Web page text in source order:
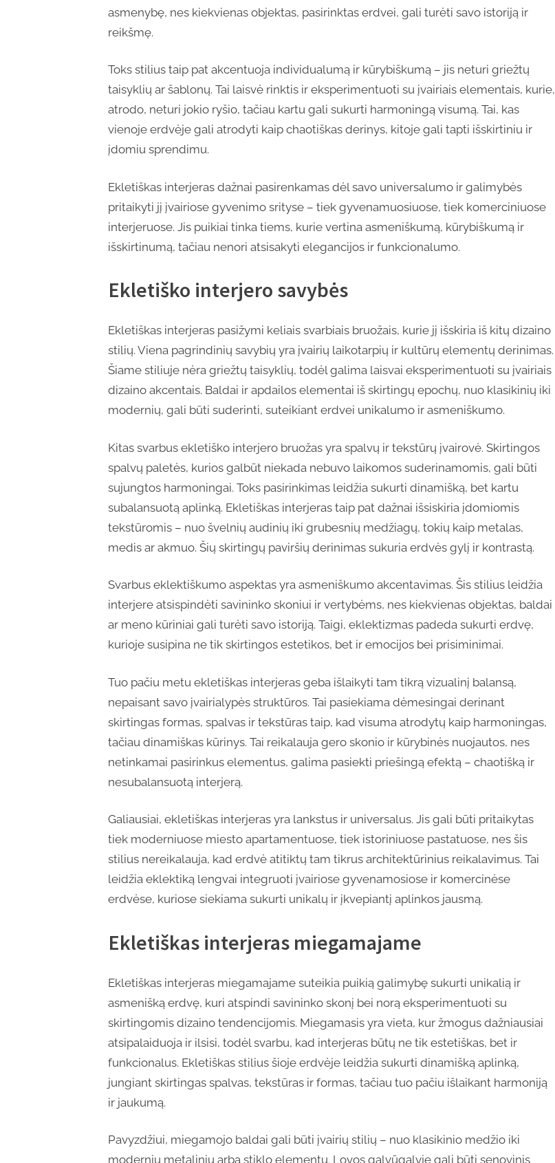
asmenybę, nes kiekvienas objektas, pasirinktas erdvei, gali turėti savo istoriją ir
reikšmę.
Toks stilius taip pat akcentuoja individualumą ir kūrybiškumą – jis neturi griežtų
taisyklių ar šablonų. Tai laisvė rinktis ir eksperimentuoti su įvairiais elementais, kurie,
atrodo, neturi jokio ryšio, tačiau kartu gali sukurti harmoningą visumą. Tai, kas
vienoje erdvėje gali atrodyti kaip chaotiškas derinys, kitoje gali tapti išskirtiniu ir
įdomiu sprendimu.
Ekletiškas interjeras dažnai pasirenkamas dėl savo universalumo ir galimybės
pritaikyti jį įvairiose gyvenimo srityse – tiek gyvenamuosiuose, tiek komerciniuose
interjeruose. Jis puikiai tinka tiems, kurie vertina asmeniškumą, kūrybiškumą ir
išskirtinumą, tačiau nenori atsisakyti elegancijos ir funkcionalumo.
Ekletiško interjero savybės
Ekletiškas interjeras pasižymi keliais svarbiais bruožais, kurie jį išskiria iš kitų dizaino
stilių. Viena pagrindinių savybių yra įvairių laikotarpių ir kultūrų elementų derinimas.
Šiame stiliuje nėra griežtų taisyklių, todėl galima laisvai eksperimentuoti su įvairiais
dizaino akcentais. Baldai ir apdailos elementai iš skirtingų epochų, nuo klasikinių iki
modernių, gali būti suderinti, suteikiant erdvei unikalumo ir asmeniškumo.
Kitas svarbus ekletiško interjero bruožas yra spalvų ir tekstūrų įvairovė. Skirtingos
spalvų paletės, kurios galbūt niekada nebuvo laikomos suderinamomis, gali būti
sujungtos harmoningai. Toks pasirinkimas leidžia sukurti dinamišką, bet kartu
subalansuotą aplinką. Ekletiškas interjeras taip pat dažnai išsiskiria įdomiomis
tekstūromis – nuo švelnių audinių iki grubesnių medžiagų, tokių kaip metalas,
medis ar akmuo. Šių skirtingų paviršių derinimas sukuria erdvės gylį ir kontrastą.
Svarbus eklektiškumo aspektas yra asmeniškumo akcentavimas. Šis stilius leidžia
interjere atsispindėti savininko skoniui ir vertybėms, nes kiekvienas objektas, baldai
ar meno kūriniai gali turėti savo istoriją. Taigi, eklektizmas padeda sukurti erdvę,
kurioje susipina ne tik skirtingos estetikos, bet ir emocijos bei prisiminimai.
Tuo pačiu metu ekletiškas interjeras geba išlaikyti tam tikrą vizualinį balansą,
nepaisant savo įvairialypės struktūros. Tai pasiekiama dėmesingai derinant
skirtingas formas, spalvas ir tekstūras taip, kad visuma atrodytų kaip harmoningas,
tačiau dinamiškas kūrinys. Tai reikalauja gero skonio ir kūrybinės nuojautos, nes
netinkamai pasirinkus elementus, galima pasiekti priešingą efektą – chaotišką ir
nesubalansuotą interjerą.
Galiausiai, ekletiškas interjeras yra lankstus ir universalus. Jis gali būti pritaikytas
tiek moderniuose miesto apartamentuose, tiek istoriniuose pastatuose, nes šis
stilius nereikalauja, kad erdvė atitiktų tam tikrus architektūrinius reikalavimus. Tai
leidžia eklektiką lengvai integruoti įvairiose gyvenamosiose ir komercinėse
erdvėse, kuriose siekiama sukurti unikalų ir įkvepiantį aplinkos jausmą.
‎‎Ekletiškas interjeras miegamajame
Ekletiškas interjeras miegamajame suteikia puikią galimybę sukurti unikalią ir
asmenišką erdvę, kuri atspindi savininko skonį bei norą eksperimentuoti su
skirtingomis dizaino tendencijomis. Miegamasis yra vieta, kur žmogus dažniausiai
atsipalaiduoja ir ilsisi, todėl svarbu, kad interjeras būtų ne tik estetiškas, bet ir
funkcionalus. Ekletiškas stilius šioje erdvėje leidžia sukurti dinamišką aplinką,
jungiant skirtingas spalvas, tekstūras ir formas, tačiau tuo pačiu išlaikant harmoniją
ir jaukumą.
Pavyzdžiui, miegamojo baldai gali būti įvairių stilių – nuo klasikinio medžio iki
modernių metalinių arba stiklo elementų. Lovos galvūgalyje gali būti senovinis